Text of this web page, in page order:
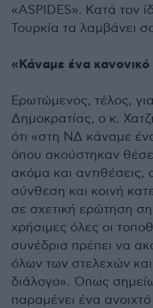
«ASPIDES». Κατά τον
Τουρκία τα λαμβάνει
«Κάναμε ένα κανονικό
Ερωτώμενος, τέλος,
Δημοκρατίας, ο κ.
ότι «στη ΝΔ κάναμε
όπου ακούστηκαν
ακόμα και
σύνθεση και κοινή
σε σχετική ερώτηση
χρήσιμες όλες οι
συνέδρια πρέπει να
όλων των στελεχών
διάλογο». Όπως
παραμένει ένα